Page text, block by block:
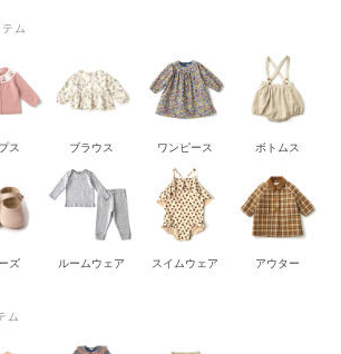
ム
ス ブラウス ワンピース ボトムス
ズ ルームウェア スイムウェア アウター
ム